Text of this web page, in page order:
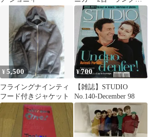
ル ブレーザー
¥5,500
フライングナインティ
フード付きジャケット
¥700
【雑誌】STUDIO
No.140-December 98